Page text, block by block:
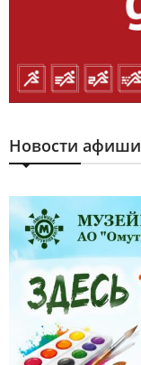
Новости афиши